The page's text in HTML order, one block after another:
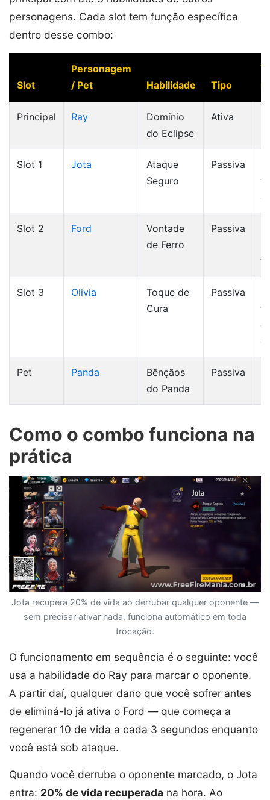
personagens. Cada slot tem função específica
dentro desse combo:
Slot
Personagem
/ Pet
Habilidade Tipo
Principal Ray
Domínio
do Eclipse
Ativa
Slot 1 Jota
Ataque
Seguro
Passiva
Slot 2 Ford
Vontade
de Ferro
Passiva
Slot 3 Olivia
Toque de
Cura
Passiva
Pet Panda
Bênçãos
do Panda
Passiva
Como o combo funciona na
prática
Jota recupera 20% de vida ao derrubar qualquer oponente —
sem precisar ativar nada, funciona automático em toda
trocação.
O funcionamento em sequência é o seguinte: você
usa a habilidade do Ray para marcar o oponente.
A partir daí, qualquer dano que você sofrer antes
de eliminá-lo já ativa o Ford — que começa a
regenerar 10 de vida a cada 3 segundos enquanto
você está sob ataque.
Quando você derruba o oponente marcado, o Jota
entra: 20% de vida recuperada na hora. Ao